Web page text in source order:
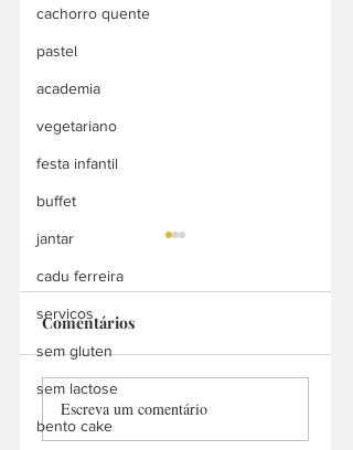
cachorro quente
pastel
academia
vegetariano
festa infantil
buffet
jantar
cadu ferreira
servicos
sem gluten
sem lactose
bento cake
N1 Chicken
Comentários
Escreva um comentário